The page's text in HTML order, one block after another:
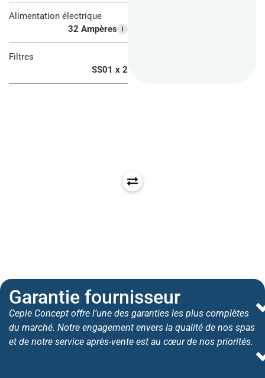
Alimentation électrique
32 Ampères
i
Filtres
SS01 x 2
Garantie fournisseur
Cepie Concept offre l’une des garanties les plus complètes
du marché. Notre engagement envers la qualité de nos spas
et de notre service après-vente est au cœur de nos priorités.